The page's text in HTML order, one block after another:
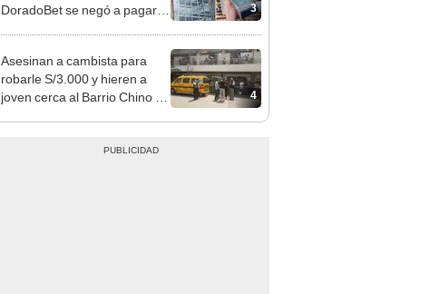
3
DoradoBet se negó a pagar:
4
Asesinan a cambista para
robarle S/3.000 y hieren a
joven cerca al Barrio Chino en